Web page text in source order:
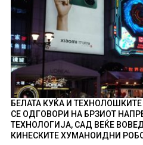
БЕЛАТА КУЌА И
СЕ ОДГОВОРИ НА БРЗИОТ
ТЕХНОЛОГИЈА, САД ВЕЌЕ
КИНЕСКИТЕ ХУМАНОИДНИ